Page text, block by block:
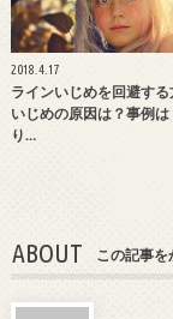
2018.4.17
ラインいじめを回避する
いじめの原因は？事例
り…
ABOUT この記事を